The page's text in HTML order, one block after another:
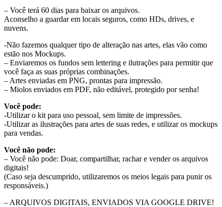
– Você terá 60 dias para baixar os arquivos.
Aconselho a guardar em locais seguros, como HDs, drives, e
nuvens.
-Não fazemos qualquer tipo de alteração nas artes, elas vão como
estão nos Mockups.
– Enviaremos os fundos sem lettering e ilutrações para permitir que
você faça as suas próprias combinações.
– Artes enviadas em PNG, prontas para impressão.
– Miolos enviados em PDF, não editável, protegido por senha!
Você pode:
-Utilizar o kit para uso pessoal, sem limite de impressões.
-Utilizar as ilustrações para artes de suas redes, e utilizar os mockups
para vendas.
Você não pode:
– Você não pode: Doar, compartilhar, rachar e vender os arquivos
digitais!
(Caso seja descumprido, utilizaremos os meios legais para punir os
responsáveis.)
– ARQUIVOS DIGITAIS, ENVIADOS VIA GOOGLE DRIVE!